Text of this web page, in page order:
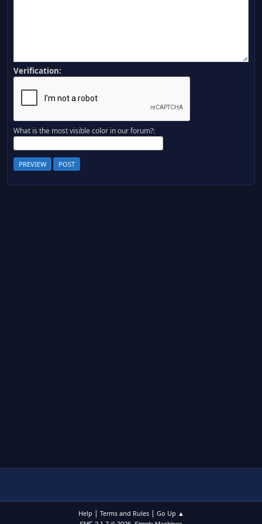
Verification:
What is the most visible color in our forum?:
Help | Terms and Rules| Go Up ▲